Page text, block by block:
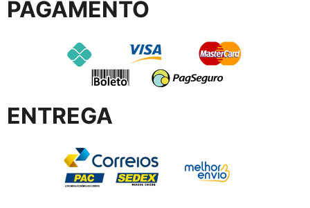
PAGAMENTO
ENTREGA